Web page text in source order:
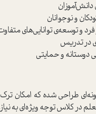
و نوجوانان
و توسعه‌ی توانایی‌های
در تدریس
دوستانه و حمایتی
طراحی شده که امکان
در کلاس توجه ویژه‌ای به